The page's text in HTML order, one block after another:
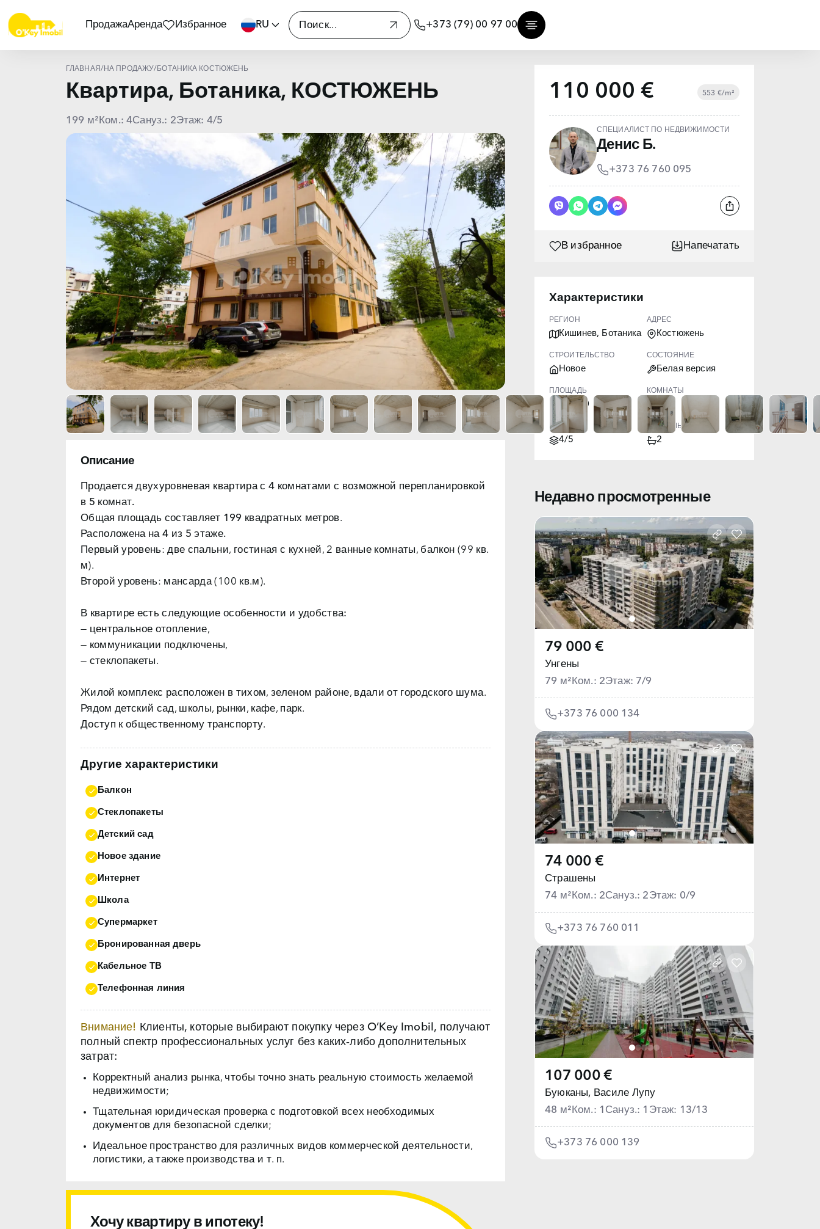
ПродажаАренда Избранное RU +373 (79) 00 97 00
ГЛАВНАЯ/ НА ПРОДАЖУ/ БОТАНИКА КОСТЮЖЕНЬ
Квартира, Ботаника, КОСТЮЖЕНЬ
199 м² Ком.: 4Сануз.: 2Этаж: 4/5
Описание
Продается двухуровневая квартира с 4 комнатами с возможной перепланировкой
в ​​5 комнат.
Общая площадь составляет 199 квадратных метров
Расположена на 4 из 5 этаже.
Первый уровень: две спальни, гостиная с кухней, 2 ванные комнаты, балкон (99 кв.
м).
Второй уровень: мансарда (100 кв.м).
В квартире есть следующие особенности и удобства:
— центральное отопление,
— коммуникации подключены,
— стеклопакеты.
Жилой комплекс расположен в тихом, зеленом районе, вдали от городского шума.
Рядом детский сад, школы, рынки, кафе, парк.
Доступ к общественному транспорту.
Другие характеристики
Балкон
Стеклопакеты
Детский сад
Новое здание
Интернет
Школа
Супермаркет
Бронированная дверь
Кабельное ТВ
Телефонная линия
Внимание!
Клиенты, которые выбирают покупку через O’Key Imobil, получают
полный спектр профессиональных услуг без каких‑либо дополнительных
затрат:
Корректный анализ рынка, чтобы точно знать реальную стоимость желаемой
недвижимости;
Тщательная юридическая проверка с подготовкой всех необходимых
документов для безопасной сделки;
Идеальное пространство для различных видов коммерческой деятельности,
логистики, а также производства и т. п.
Хочу квартиру в ипотеку!
110 000 € 553 €/m²
СПЕЦИАЛИСТ ПО НЕДВИЖИМОСТИ
Денис Б.
+373 76 760 095
В избранное Напечатать
Характеристики
РЕГИОН
Кишинев, Ботаника
АДРЕС
Костюжень
СТРОИТЕЛЬСТВО
Новое
СОСТОЯНИЕ
Белая версия
ПЛОЩАДЬ
199.00
КОМНАТЫ
4
ЭТАЖ
4/5
САНУЗЛЫ
2
Недавно просмотренные
79 000 €
Унгены
79 м² Ком.: 2Этаж: 7/9
+373 76 000 134
74 000 €
Страшены
74 м² Ком.: 2Сануз.: 2Этаж: 0/9
+373 76 760 011
107 000 €
Буюканы, Василе Лупу
48 м² Ком.: 1 Сануз.: 1 Этаж: 13/13
+373 76 000 139